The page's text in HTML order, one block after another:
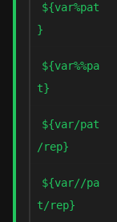
${var%pat
}
${var%%pa
t}
${var/pat
/rep}
${var//pa
t/rep}